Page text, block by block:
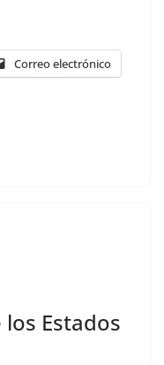
Correo electrónico
los Estados